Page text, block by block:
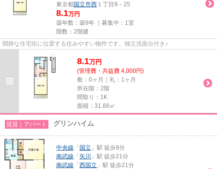
東京都国立市西 １丁目9－25
8.1万円
築年数：築9年 ｜募集中： 1室
階数：2階建
閑静な住宅街に位置する住みやすい物件です。独立洗面台付き♪
8.1万円
(管理費・共益費 4,000円)
敷：0ヶ月｜礼：1ヶ月
所在階：2階
間取り：1K
面積：31.88㎡
賃貸｜アパート グリンハイム
中央線 「 国立 」駅 徒歩9分
南武線 「 矢川
」駅 徒歩21分
南武線 「 西国立 」駅 徒歩21分